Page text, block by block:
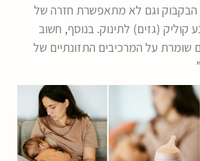
הבקבוק וגם לא מתאפשרת חזרה של
קוליק (גזים) לתינוק. בנוסף, חשוב
שומרת על המרכיבים התזונתיים של